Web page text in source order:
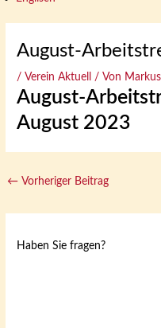
August-
/Verein Aktuell / Von
August-
August 2023
← Vorheriger Beitrag
Haben Sie fragen?